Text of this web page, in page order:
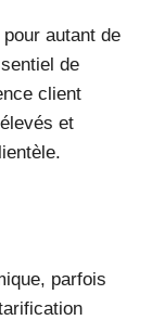
autant de
de
client
et
parfois